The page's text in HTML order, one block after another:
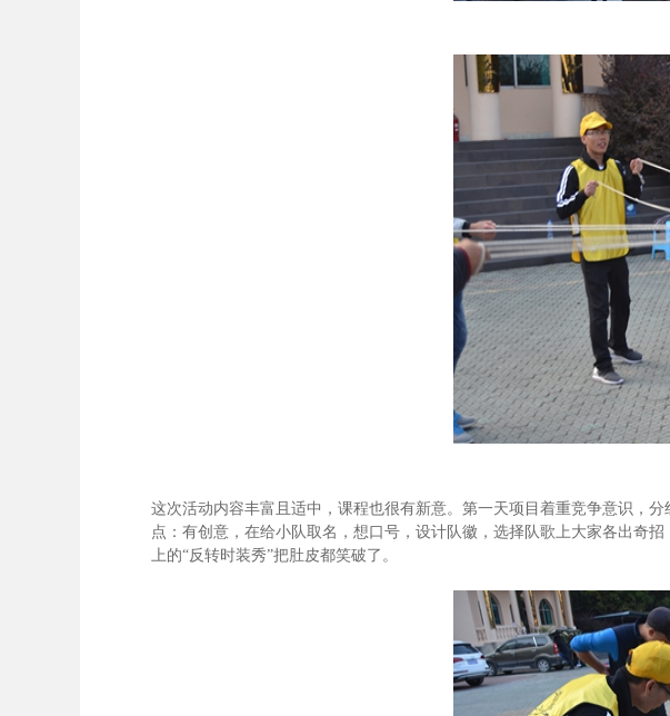
这次活动内容丰富且适中，课程也很有新意。第一天项目着重竞争意识，
点：有创意，在给小队取名，想口号，设计队徽，选择队歌上大家各出奇
上的“反转时装秀”把肚皮都笑破了。